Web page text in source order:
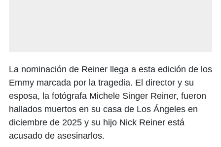
La nominación de Reiner llega a esta edición de los
Emmy marcada por la tragedia. El director y su
esposa, la fotógrafa Michele Singer Reiner, fueron
hallados muertos en su casa de Los Ángeles en
diciembre de 2025 y su hijo Nick Reiner está
acusado de asesinarlos.